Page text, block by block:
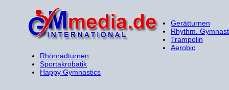
Gerätturnen
Rhythm.
Trampolin
Aerobic
Rhönradturnen
Sportakrobatik
Happy Gymnastics